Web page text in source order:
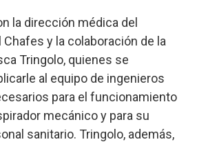
la dirección médica del
y la colaboración de la
Tringolo, quienes se
al equipo de ingenieros
para el funcionamiento
mecánico y para su
sanitario. Tringolo, además,